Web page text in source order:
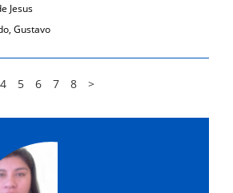
Jesus
Gustavo
4 5 6 7 8 >